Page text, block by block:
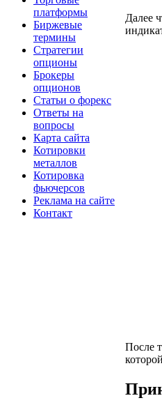
платформы
Биржевые
термины
Стратегии
опционы
Брокеры
опционов
Статьи о форекс
Ответы на
вопросы
Карта сайта
Котировки
металлов
Котировка
фьючерсов
Реклама на сайте
Контакт
Далее
После